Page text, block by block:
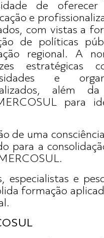
de
e
com vistas a
de políticas
regional. A
estratégicas
e
além
para
de uma
para a
e
formação